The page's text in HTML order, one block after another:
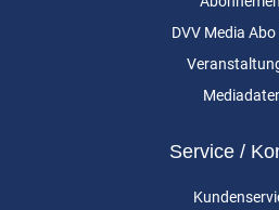
DVV Media
Service /